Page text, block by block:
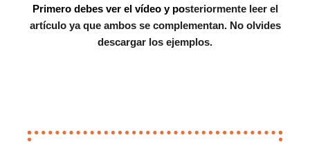
Primero debes ver el vídeo y posteriormente leer el
artículo ya que ambos se complementan. No olvides
descargar los ejemplos.